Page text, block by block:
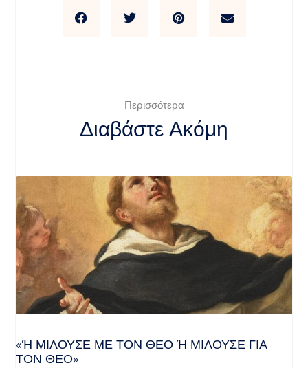
Περισσότερα
Διαβάστε Ακόμη
«Ή ΜΙΛΟΎΣΕ ΜΕ ΤΟΝ ΘΕΌ Ή ΜΙΛΟΎΣΕ ΓΙΑ ΤΟ
Ν ΘΕΌ»